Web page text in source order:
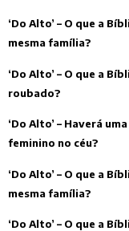
‘Do Alto’ – O que a
mesma família?
‘Do Alto’ – O que a
roubado?
‘Do Alto’ – Haverá
feminino no céu?
‘Do Alto’ – O que a
mesma família?
‘Do Alto’ – O que a